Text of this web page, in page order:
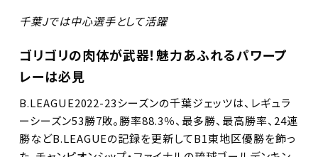
千葉Jでは中心選手として活躍
ゴリゴリの肉体が武器！魅力あふれるパワープ
レーは必見
B.LEAGUE2022-23シーズンの千葉ジェッツは、レギュラ
ーシーズン53勝7敗。勝率88.3％、最多勝、最高勝率、24連
勝などB.LEAGUEの記録を更新してB1東地区優勝を飾っ